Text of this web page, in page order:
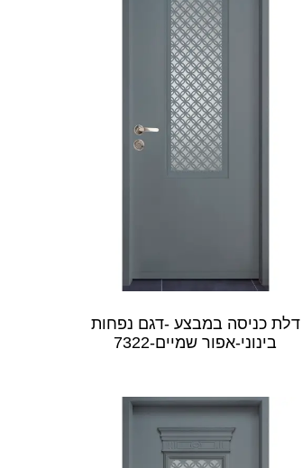
דלת כניסה במבצע -דגם נפחות
בינוני-אפור שמיים-7322